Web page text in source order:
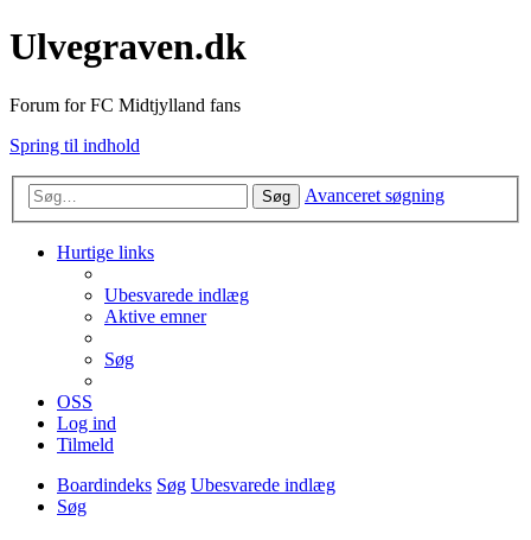
Ulvegraven.dk
Forum for FC Midtjylland fans
Spring til indhold
Søg Avanceret søgning
Hurtige links
Ubesvarede indlæg
Aktive emner
Søg
OSS
Log ind
Tilmeld
Boardindeks Søg Ubesvarede indlæg
Søg